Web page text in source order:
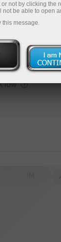
low
not found
History
Date
not by clicking the
be able to open
this message.